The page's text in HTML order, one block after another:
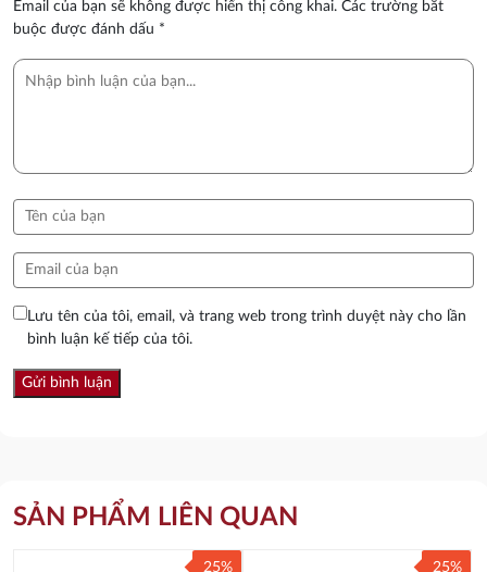
Email của bạn sẽ không được hiển thị công khai. Các trường bắt
buộc được đánh dấu *
Lưu tên của tôi, email, và trang web trong trình duyệt này cho lần
bình luận kế tiếp của tôi.
SẢN PHẨM LIÊN QUAN
25% 25%